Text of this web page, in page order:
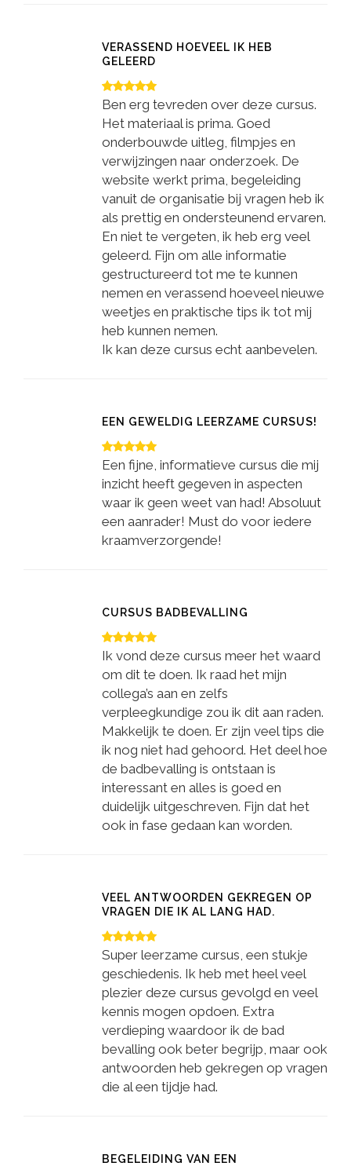
VERASSEND HOEVEEL IK HEB
GELEERD
Ben erg tevreden over deze cursus.
Het materiaal is prima. Goed
onderbouwde uitleg, filmpjes en
verwijzingen naar onderzoek. De
website werkt prima, begeleiding
vanuit de organisatie bij vragen heb ik
als prettig en ondersteunend ervaren.
En niet te vergeten, ik heb erg veel
geleerd. Fijn om alle informatie
gestructureerd tot me te kunnen
nemen en verassend hoeveel nieuwe
weetjes en praktische tips ik tot mij
heb kunnen nemen.
Ik kan deze cursus echt aanbevelen.
EEN GEWELDIG LEERZAME CURSUS!
Een fijne, informatieve cursus die mij
inzicht heeft gegeven in aspecten
waar ik geen weet van had! Absoluut
een aanrader! Must do voor iedere
kraamverzorgende!
CURSUS BADBEVALLING
Ik vond deze cursus meer het waard
om dit te doen. Ik raad het mijn
collega’s aan en zelfs
verpleegkundige zou ik dit aan raden.
Makkelijk te doen. Er zijn veel tips die
ik nog niet had gehoord. Het deel hoe
de badbevalling is ontstaan is
interessant en alles is goed en
duidelijk uitgeschreven. Fijn dat het
ook in fase gedaan kan worden.
VEEL ANTWOORDEN GEKREGEN OP
VRAGEN DIE IK AL LANG HAD.
Super leerzame cursus, een stukje
geschiedenis. Ik heb met heel veel
plezier deze cursus gevolgd en veel
kennis mogen opdoen. Extra
verdieping waardoor ik de bad
bevalling ook beter begrijp, maar ook
antwoorden heb gekregen op vragen
die al een tijdje had.
BEGELEIDING VAN EEN